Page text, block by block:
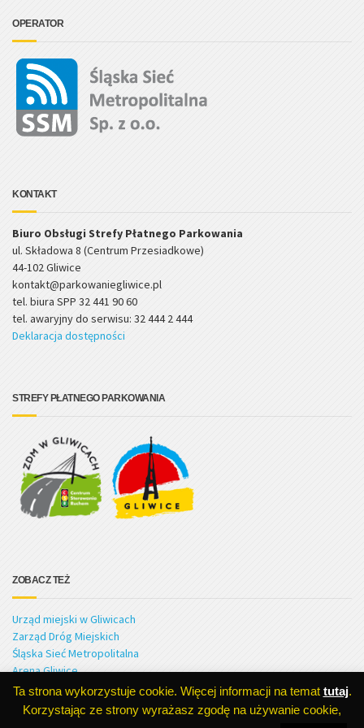
OPERATOR
KONTAKT
Biuro Obsługi Strefy Płatnego Parkowania
ul. Składowa 8 (Centrum Przesiadkowe)
44-102 Gliwice
kontakt@parkowaniegliwice.pl
tel. biura SPP 32 441 90 60
tel. awaryjny do serwisu: 32 444 2 444
Deklaracja dostępności
STREFY PŁATNEGO PARKOWANIA
ZOBACZ TEŻ
Urząd miejski w Gliwicach
Zarząd Dróg Miejskich
Śląska Sieć Metropolitalna
Arena Gliwice
Ta strona wykorzystuje cookie. Więcej informacji na temat tutaj.
Korzystając ze strony wyrażasz zgodę na używanie cookie,